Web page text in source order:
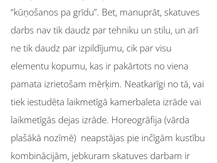
“kūņošanos pa grīdu”. Bet, manuprāt, skatuves
darbs nav tik daudz par tehniku un stilu, un arī
ne tik daudz par izpildījumu, cik par visu
elementu kopumu, kas ir pakārtots no viena
pamata izrietošam mērķim. Neatkarīgi no tā, vai
tiek iestudēta laikmetīgā kamerbaleta izrāde vai
laikmetīgās dejas izrāde. Horeogrāfija (vārda
plašākā nozīmē) neapstājas pie inčīgām kustību
kombinācijām, jebkuram skatuves darbam ir